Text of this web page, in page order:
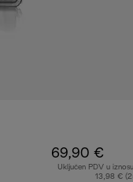
69,90 €
Uključen PDV u
13,98 €